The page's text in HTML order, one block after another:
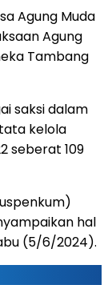
Agung Muda
Agung
Tambang
saksi dalam
kelola
seberat 109
hal
(5/6/2024).